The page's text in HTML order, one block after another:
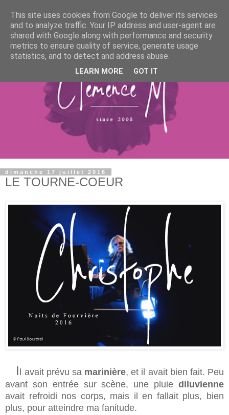
dimanche 17 juillet 2016
LE TOURNE-COEUR
I l avait prévu sa marinière, et il avait bien fait. Peu
avant son entrée sur scène, une pluie diluvienne
avait refroidi nos corps, mais il en fallait plus, bien
plus, pour atteindre ma fanitude.
This site uses cookies from Google to deliver its services
and to analyze traffic. Your IP address and user-agent are
shared with Google along with performance and security
metrics to ensure quality of service, generate usage
statistics, and to detect and address abuse.
LEARN MORE GOT IT